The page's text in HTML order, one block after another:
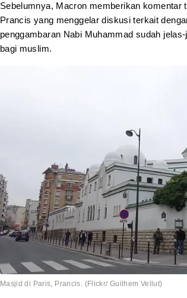
Sebelumnya, Macron memberikan komentar
Prancis yang menggelar diskusi terkait
penggambaran Nabi Muhammad sudah
bagi muslim.
Masjid di Paris, Prancis. (Flickr/ Guilhem Vellut)